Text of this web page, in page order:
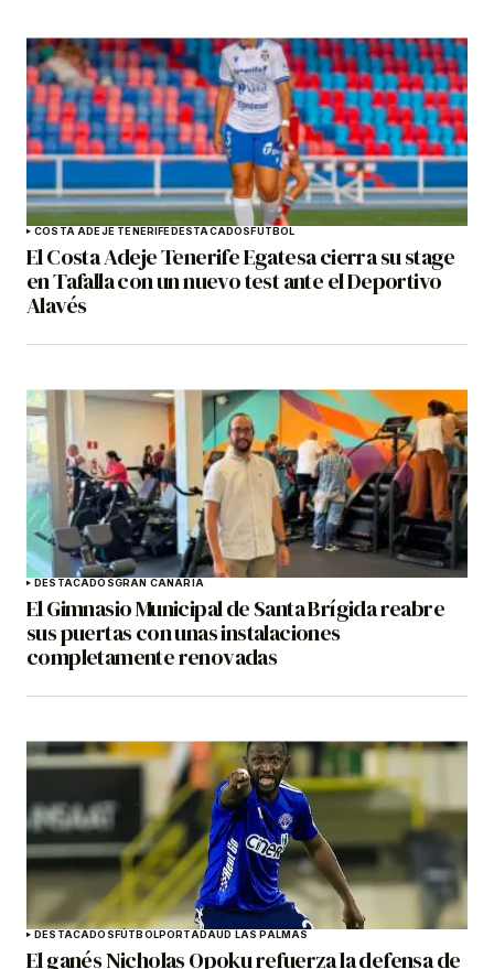
COSTA ADEJE TENERIFE DESTACADOS FÚTBOL
El Costa Adeje Tenerife Egatesa cierra su stage
en Tafalla con un nuevo test ante el Deportivo
Alavés
DESTACADOSGRAN CANARIA
El Gimnasio Municipal de Santa Brígida reabre
sus puertas con unas instalaciones
completamente renovadas
DESTACADOS FÚTBOLPORTADAUD LAS PALMAS
El ganés Nicholas Opoku refuerza la defensa de